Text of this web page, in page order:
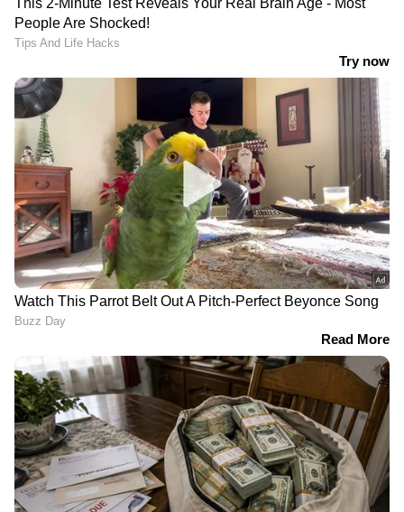
കമ്പനിക്ക് ഓഹരി
കൈമാറാൻ അനുമതി
കേരളത്തോട് ഒരു കാര്യം
തോമസ് ഐസക്ക്
LATEST VIDEOS
പൊലീസിനെ വെട്ടിച്ച് കണ്ണൂർ
വരെയെത്താൻ അർജുൻ
ആയങ്കിക്ക് എങ്ങനെ സാധിച്ചു?
അർജുൻ ആയങ്കി പൊലീസ്
കസ്റ്റഡിയിൽ; പിടിയിലായത്